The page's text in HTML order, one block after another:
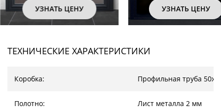
УЗНАТЬ ЦЕНУ УЗНАТЬ ЦЕНУ
ТЕХНИЧЕСКИЕ ХАРАКТЕРИСТИКИ
Коробка: Профильная труба
Полотно: Лист металла 2 мм